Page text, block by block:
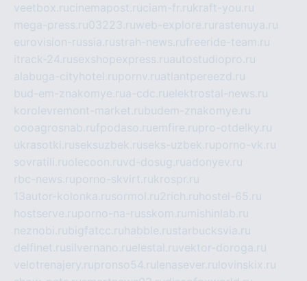
veetbox.rucinemapost.ruciam-fr.rukraft-you.ru
mega-press.ru03223.ruweb-explore.ru rastenuya.ru
eurovision-russia.rustrah-news.rufreeride-team.ru
itrack-24.rusexshopexpress.ruautostudiopro.ru
alabuga-cityhotel.rupornv.ruatlantpereezd.ru
bud-em-znakomye.rua-cdc.ruelektrostal-news.ru
korolevremont-market.rubudem-znakomye.ru
oooagrosnab.rufpodaso.ruemfire.rupro-otdelky.ru
ukrasotki.ruseksuzbek.ruseks-uzbek.ruporno-vk.ru
sovratili.ruolecoon.ruvd-dosug.ruadonyev.ru
rbc-news.ruporno-skvirt.rukrospr.ru
13autor-kolonka.rusormol.ru2rich.ru hostel-65.ru
hostserve.ruporno-na-russkom.ru mishinlab.ru
neznobi.rubigfatcc.ru habble.rustarbucksvia.ru
delfinet.rusilvernano.ruelestal.ruvektor-doroga.ru
velotrenajery.rupronso54.ru lenasever.ru lovinskix.ru